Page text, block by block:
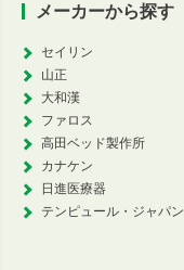
メーカーから探す
セイリン
山正
大和漢
ファロス
高田ベッド製作所
カナケン
日進医療器
テンピュール・ジャパン